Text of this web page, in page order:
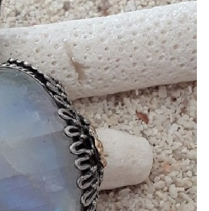
APERÇU RAPIDE